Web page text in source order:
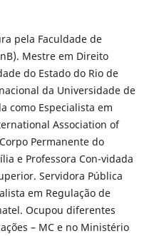
pela Faculdade de
Mestre em Direito
do Estado do Rio de
da Universidade de
como Especialista em
Association of
Permanente do
e Professora Con-vidada
Servidora Pública
em Regulação de
Ocupou diferentes
– MC e no Ministério